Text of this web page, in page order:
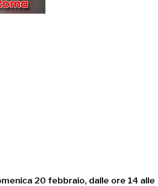
20 febbraio, dalle ore 14 alle